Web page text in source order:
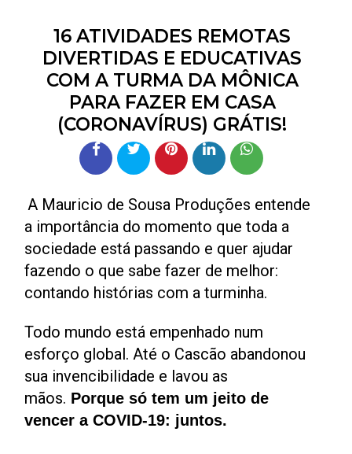
16 ATIVIDADES REMOTAS
DIVERTIDAS E EDUCATIVAS
COM A TURMA DA MÔNICA
PARA FAZER EM CASA
(CORONAVÍRUS) GRÁTIS!
A Mauricio de Sousa Produções entende
a importância do momento que toda a
sociedade está passando e quer ajudar
fazendo o que sabe fazer de melhor:
contando histórias com a turminha.
Todo mundo está empenhado num
esforço global. Até o Cascão abandonou
sua invencibilidade e lavou as
mãos. Porque só tem um jeito de
vencer a COVID-19: juntos.